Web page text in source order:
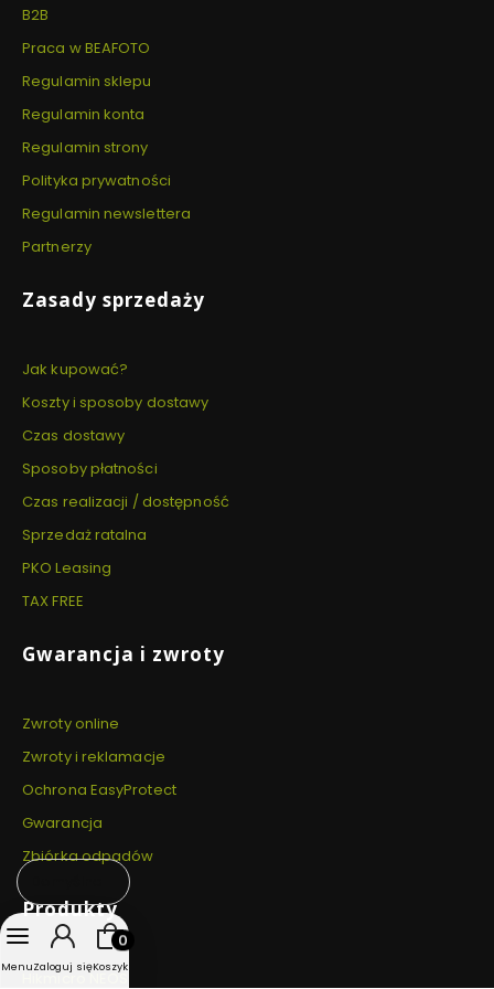
B2B
Praca w BEAFOTO
Regulamin sklepu
Regulamin konta
Regulamin strony
Polityka prywatności
Regulamin newslettera
Partnerzy
Zasady sprzedaży
Jak kupować?
Koszty i sposoby dostawy
Czas dostawy
Sposoby płatności
Czas realizacji / dostępność
Sprzedaż ratalna
PKO Leasing
TAX FREE
Gwarancja i zwroty
Zwroty online
Zwroty i reklamacje
Ochrona EasyProtect
Gwarancja
Zbiórka odpadów
Produkty
Hikmicro NEOS
MenuZaloguj się
Produkty w koszyku: 0. Zobacz szczegóły
Koszyk